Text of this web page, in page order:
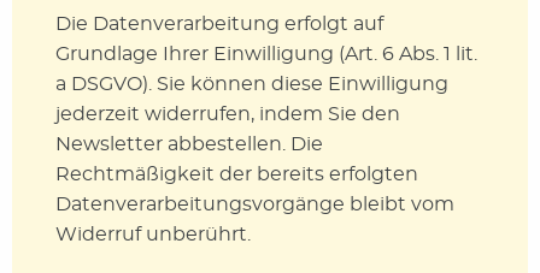
Die Datenverarbeitung erfolgt auf
Grundlage Ihrer Einwilligung (Art. 6 Abs. 1 lit.
a DSGVO). Sie können diese Einwilligung
jederzeit widerrufen, indem Sie den
Newsletter abbestellen. Die
Rechtmäßigkeit der bereits erfolgten
Datenverarbeitungsvorgänge bleibt vom
Widerruf unberührt.